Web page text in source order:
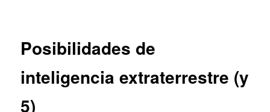
Posibilidades de
inteligencia extraterrestre (y
5)